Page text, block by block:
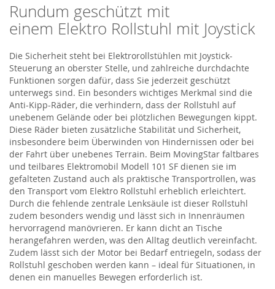
Rundum geschützt mit
einem Elektro Rollstuhl mit Joystick
Die Sicherheit steht bei Elektrorollstühlen mit Joystick-
Steuerung an oberster Stelle, und zahlreiche durchdachte
Funktionen sorgen dafür, dass Sie jederzeit geschützt
unterwegs sind. Ein besonders wichtiges Merkmal sind die
Anti-Kipp-Räder, die verhindern, dass der Rollstuhl auf
unebenem Gelände oder bei plötzlichen Bewegungen kippt.
Diese Räder bieten zusätzliche Stabilität und Sicherheit,
insbesondere beim Überwinden von Hindernissen oder bei
der Fahrt über unebenes Terrain. Beim MovingStar faltbares
und teilbares Elektromobil Modell 101 SF dienen sie im
gefalteten Zustand auch als praktische Transportrollen, was
den Transport vom Elektro Rollstuhl erheblich erleichtert.
Durch die fehlende zentrale Lenksäule ist dieser Rollstuhl
zudem besonders wendig und lässt sich in Innenräumen
hervorragend manövrieren. Er kann dicht an Tische
herangefahren werden, was den Alltag deutlich vereinfacht.
Zudem lässt sich der Motor bei Bedarf entriegeln, sodass der
Rollstuhl geschoben werden kann – ideal für Situationen, in
denen ein manuelles Bewegen erforderlich ist.